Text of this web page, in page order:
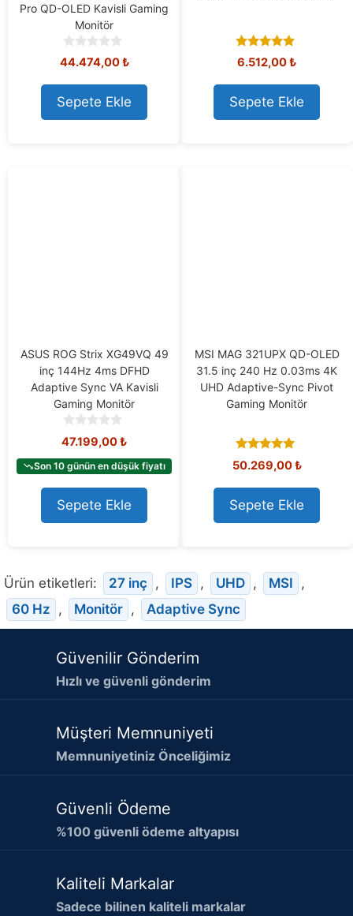
Pro QD-OLED Kavisli Gaming
Monitör
0
u
t
o
44.474,00₺
Sepete Ekle
4.85
out of 5
6.512,00₺
Sepete Ekle
ASUS ROG Strix XG49VQ 49
inç 144Hz 4ms DFHD
Adaptive Sync VA Kavisli
Gaming Monitör
0
o
u
t
o
f
47.199,00₺
Son 10 günün en düşük fiyatı
Sepete Ekle
MSI MAG 321UPX QD-OLED
31.5 inç 240 Hz 0.03ms 4K
UHD Adaptive-Sync Pivot
Gaming Monitör
5.00
out of 5
50.269,00₺
Sepete Ekle
Ürün etiketleri: 27 inç , IPS , UHD , MSI
,
60 Hz
, Monitör , Adaptive Sync
Güvenilir Gönderim
Hızlı ve güvenli gönderim
Müşteri Memnuniyeti
Memnuniyetiniz Önceliğimiz
Güvenli Ödeme
%100 güvenli ödeme altyapısı
Kaliteli Markalar
Sadece bilinen kaliteli markalar